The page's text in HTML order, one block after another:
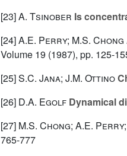
[23]A. Tsinober Is
[24]A.E. Perry; M.S. Chong
Volume 19 (1987), pp. 125-
[25]S.C. Jana; J.M. Ottino
[26] D.A. Egolf Dynamical
[27] M.S. Chong; A.E.
765-777